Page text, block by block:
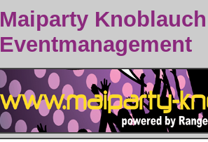
Maiparty
Eventmanagement